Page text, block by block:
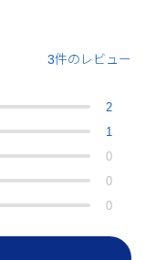
3件のレビュー
2
1
0
0
0